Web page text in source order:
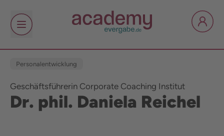
Personalentwicklung
Geschäftsführerin Corporate Coaching Institut
Dr. phil. Daniela Reichel